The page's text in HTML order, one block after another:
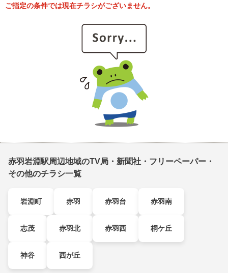
ご指定の条件では現在チラシがございません。
赤羽岩淵駅周辺地域のTV局・新聞社・フリーペーパー・
その他のチラシ一覧
岩淵町 赤羽 赤羽台 赤羽南
志茂 赤羽北 赤羽西 桐ケ丘
神谷 西が丘